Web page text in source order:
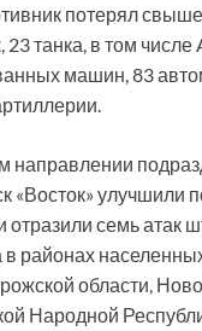
потерял
танка, в том числе
машин, 83
направлении
«Восток» улучшили
отразили семь атак
в районах
области,
Народной